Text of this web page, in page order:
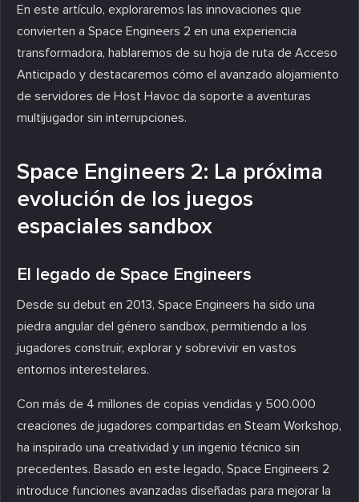
En este artículo, exploraremos las innovaciones que
convierten a Space Engineers 2 en una experiencia
transformadora, hablaremos de su hoja de ruta de Acceso
Anticipado y destacaremos cómo el avanzado alojamiento
de servidores de Host Havoc da soporte a aventuras
multijugador sin interrupciones.
Space Engineers 2: La próxima
evolución de los juegos
espaciales sandbox
El legado de Space Engineers
Desde su debut en 2013, Space Engineers ha sido una
piedra angular del género sandbox, permitiendo a los
jugadores construir, explorar y sobrevivir en vastos
entornos interestelares.
Con más de 4 millones de copias vendidas y 500.000
creaciones de jugadores compartidas en Steam Workshop,
ha inspirado una creatividad y un ingenio técnico sin
precedentes. Basado en este legado, Space Engineers 2
introduce funciones avanzadas diseñadas para mejorar la